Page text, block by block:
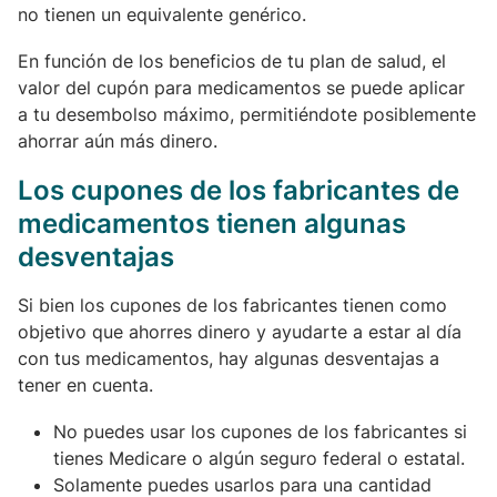
no tienen un equivalente genérico.
En función de los beneficios de tu plan de salud, el
valor del cupón para medicamentos se puede aplicar
a tu desembolso máximo, permitiéndote posiblemente
ahorrar aún más dinero.
Los cupones de los fabricantes de
medicamentos tienen algunas
desventajas
Si bien los cupones de los fabricantes tienen como
objetivo que ahorres dinero y ayudarte a estar al día
con tus medicamentos, hay algunas desventajas a
tener en cuenta.
No puedes usar los cupones de los fabricantes si
tienes Medicare o algún seguro federal o estatal.
Solamente puedes usarlos para una cantidad